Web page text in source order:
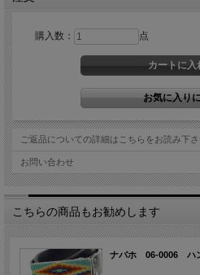
購入数： 点
ご返品についての詳細はこちらをお読み下さ
お問い合わせ
こちらの商品もお勧めします
ナバホ 06-0006 ハ